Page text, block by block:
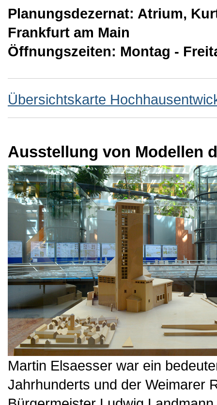
Planungsdezernat: Atrium,
Frankfurt am Main
Öffnungszeiten: Montag -
Übersichtskarte
Ausstellung von Modellen
Martin Elsaesser war ein
Jahrhunderts und der Weimarer